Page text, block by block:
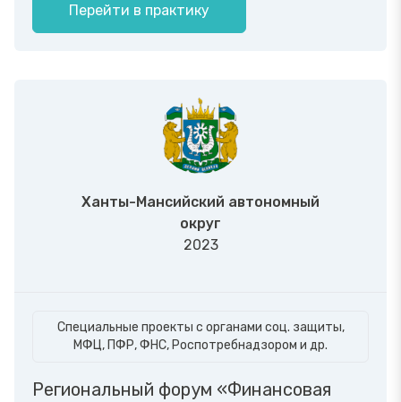
Перейти в практику
Ханты-Мансийский автономный
округ
2023
Специальные проекты с органами соц. защиты,
МФЦ, ПФР, ФНС, Роспотребнадзором и др.
Региональный форум «Финансовая